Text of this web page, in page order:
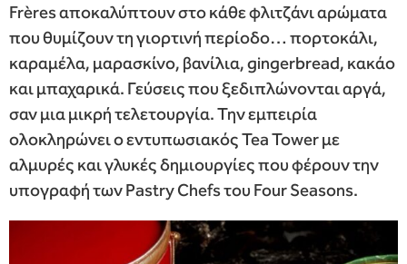
Frères αποκαλύπτουν στο κάθε φλιτζάνι αρώματα
που θυμίζουν τη γιορτινή περίοδο… πορτοκάλι,
καραμέλα, μαρασκίνο, βανίλια, gingerbread, κακάο
και μπαχαρικά. Γεύσεις που ξεδιπλώνονται αργά,
σαν μια μικρή τελετουργία. Την εμπειρία
ολοκληρώνει ο εντυπωσιακός Tea Tower με
αλμυρές και γλυκές δημιουργίες που φέρουν την
υπογραφή των Pastry Chefs του Four Seasons.